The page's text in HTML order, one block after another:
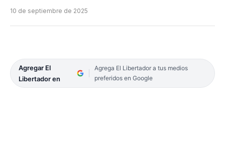
10 de septiembre de 2025
Agregar El
Libertador en
Agrega El Libertador a tus medios
preferidos en Google